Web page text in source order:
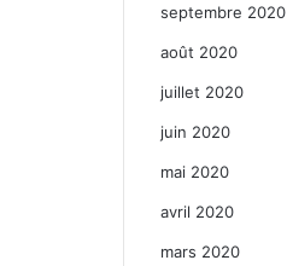
septembre 2020
août 2020
juillet 2020
juin 2020
mai 2020
avril 2020
mars 2020